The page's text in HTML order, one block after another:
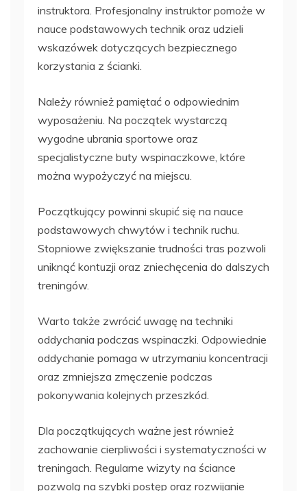
instruktora. Profesjonalny instruktor pomoże w
nauce podstawowych technik oraz udzieli
wskazówek dotyczących bezpiecznego
korzystania z ścianki.
Należy również pamiętać o odpowiednim
wyposażeniu. Na początek wystarczą
wygodne ubrania sportowe oraz
specjalistyczne buty wspinaczkowe, które
można wypożyczyć na miejscu.
Początkujący powinni skupić się na nauce
podstawowych chwytów i technik ruchu.
Stopniowe zwiększanie trudności tras pozwoli
uniknąć kontuzji oraz zniechęcenia do dalszych
treningów.
Warto także zwrócić uwagę na techniki
oddychania podczas wspinaczki. Odpowiednie
oddychanie pomaga w utrzymaniu koncentracji
oraz zmniejsza zmęczenie podczas
pokonywania kolejnych przeszkód.
Dla początkujących ważne jest również
zachowanie cierpliwości i systematyczności w
treningach. Regularne wizyty na ściance
pozwolą na szybki postęp oraz rozwijanie